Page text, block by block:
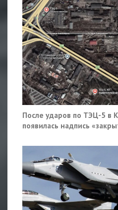
После ударов по ТЭЦ-5 в
появилась надпись